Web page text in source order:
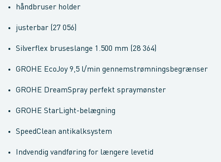
håndbruser holder
justerbar (27 056)
Silverflex bruseslange 1.500 mm (28 364)
GROHE EcoJoy 9,5 l/min gennemstrømningsbegrænser
GROHE DreamSpray perfekt spraymønster
GROHE StarLight-belægning
SpeedClean antikalksystem
Indvendig vandføring for længere levetid